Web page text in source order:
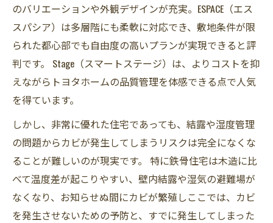
のバリエーションや外観デザインが充実。ESPACE（エス
スパシア）は多層階にも柔軟に対応でき、敷地条件が限
られた都心部でも自由度の高いプランが実現できると評
判です。 Stage（スマートステージ）は、よりコストを抑
えながらトヨタホームの品質管理を体感できる点で人気
を得ています。
しかし、非常に優れた住宅であっても、結露や湿度管理
の問題からカビが発生してしまうリスクは完全になくな
ることが難しいのが現実です。 特に鉄骨住宅は木造に比
べて温度差が起こりやすい、壁内結露や湿気の避難場が
なくなり、お知らせぬ間にカビが繁殖しここでは、カビ
を発生させないための予防と、すでに発生してしまった